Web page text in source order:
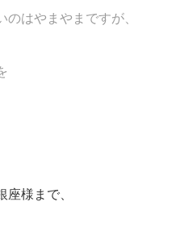
はやまやまですが、
様まで、